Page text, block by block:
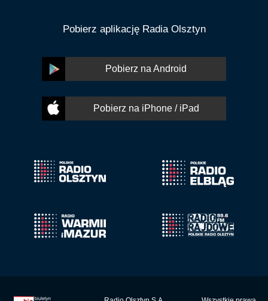
Pobierz aplikację Radia Olsztyn
Pobierz na Android
Pobierz na iPhone / iPad